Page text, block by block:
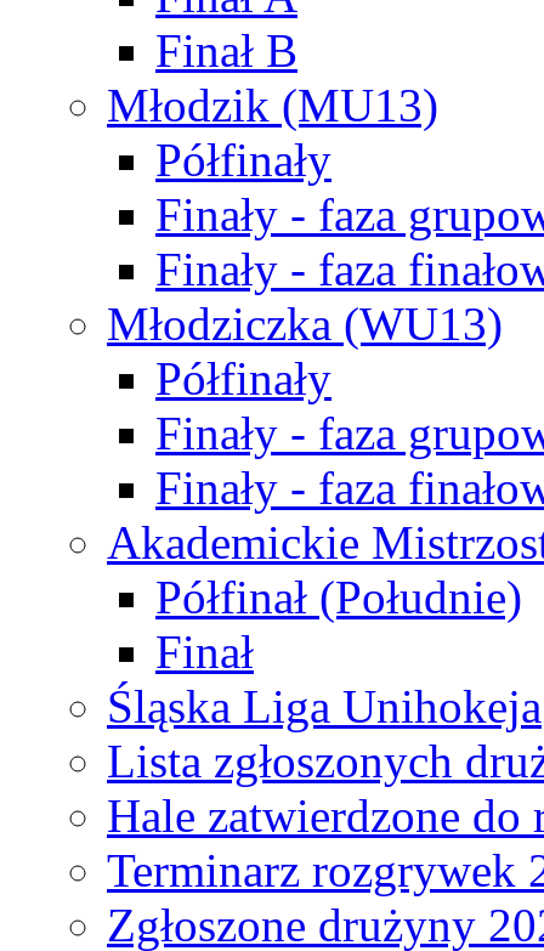
Finał B
Młodzik (MU13)
Półfinały
Finały - faza
Finały - faza
Młodziczka (WU13)
Półfinały
Finały - faza
Finały - faza
Akademickie
Półfinał (Południe)
Finał
Śląska Liga Unihokeja
Lista zgłoszonych
Hale zatwierdzone do
Terminarz rozgrywek
Zgłoszone drużyny